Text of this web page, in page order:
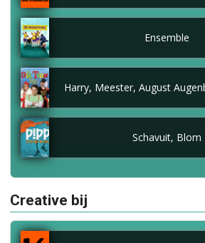
Ensemble
Harry, Meester, August
Schavuit, Blom
Creative bij